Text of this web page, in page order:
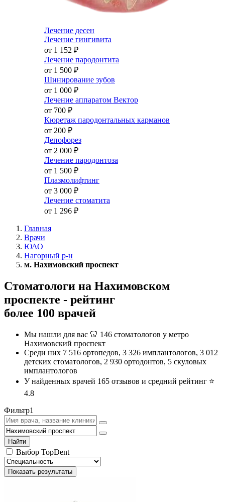
Лечение десен
Лечение гингивита
от 1 152 ₽
Лечение пародонтита
от 1 500 ₽
Шинирование зубов
от 1 000 ₽
Лечение аппаратом Вектор
от 700 ₽
Кюретаж пародонтальных карманов
от 200 ₽
Депофорез
от 2 000 ₽
Лечение пародонтоза
от 1 500 ₽
Плазмолифтинг
от 3 000 ₽
Лечение стоматита
от 1 296 ₽
Главная
Врачи
ЮАО
Нагорный р-н
м. Нахимовский проспект
Стоматологи на Нахимовском
проспекте - рейтинг
более 100 врачей
Мы нашли для вас 🦷 146 стоматологов у метро
Нахимовский проспект
Среди них 7 516 ортопедов, 3 326 имплантологов, 3 012
детских стоматологов, 2 930 ортодонтов, 5 скуловых
имплантологов
У найденных врачей 165 отзывов и средний рейтинг ⭐️
4.8
Фильтр1
Найти
Выбор TopDent
Показать результаты